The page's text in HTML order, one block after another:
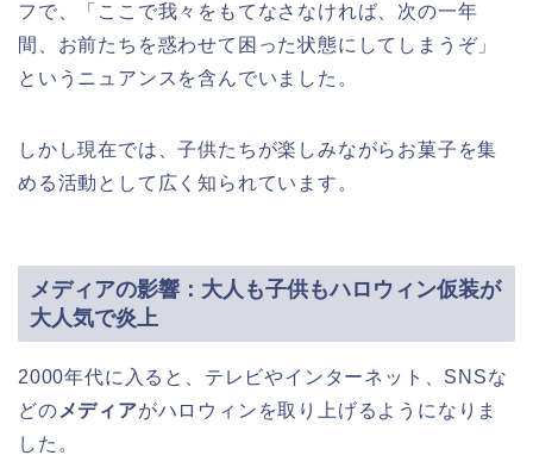
フで、「ここで我々をもてなさなければ、次の一年
間、お前たちを惑わせて困った状態にしてしまうぞ」
というニュアンスを含んでいました。
しかし現在では、子供たちが楽しみながらお菓子を集
める活動として広く知られています。
メディアの影響：大人も子供もハロウィン仮装が
大人気で炎上
2000年代に入ると、テレビやインターネット、SNSな
どの メディアがハロウィンを取り上げるようになりま
した。